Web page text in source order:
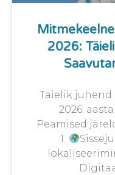
2026:
Täielik juhend
2026.
Peamised
1.